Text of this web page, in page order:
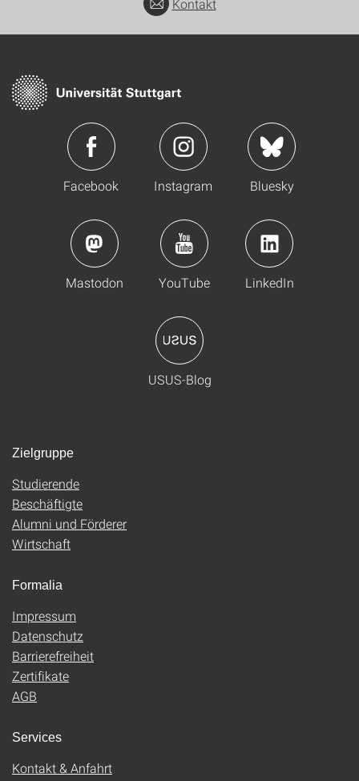
Kontakt
Facebook Instagram Bluesky
Mastodon YouTube LinkedIn
USUS-Blog
Zielgruppe
Studierende
Beschäftigte
Alumni und Förderer
Wirtschaft
Formalia
Impressum
Datenschutz
Barrierefreiheit
Zertifikate
AGB
Services
Kontakt & Anfahrt